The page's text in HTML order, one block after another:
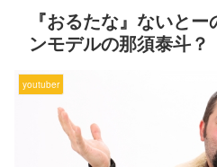
『おるたな』ないと
ンモデルの那須泰斗？
youtuber